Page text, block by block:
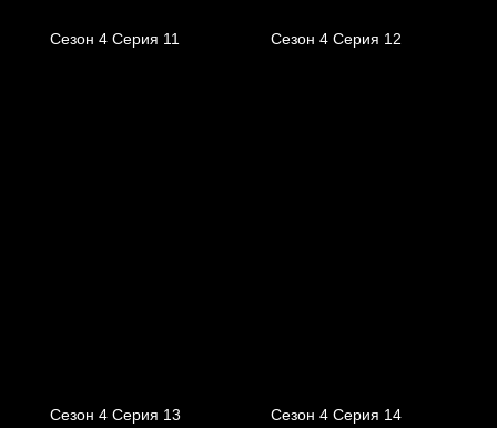
Сезон 4 Серия 11 Сезон 4 Серия 12
Сезон 4 Серия 13 Сезон 4 Серия 14